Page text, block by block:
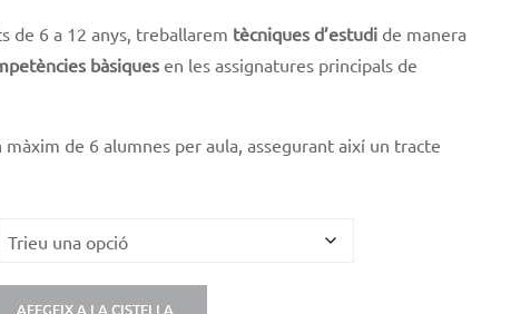
de 6 a 12 anys, treballarem tècniques d’estudide manera
bàsiquesen les assignatures principals de
de 6 alumnes per aula, assegurant així un tracte
AFEGEIX A LA CISTELLA